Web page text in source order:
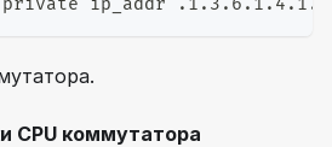
CPU коммутатора